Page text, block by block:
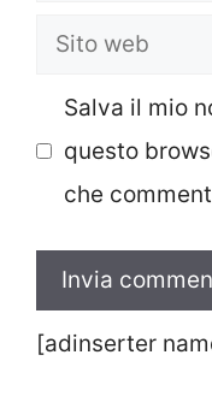
Sito
Salva il mio
questo
che
[adinserter